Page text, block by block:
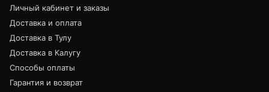
Личный кабинет и заказы
Доставка и оплата
Доставка в Тулу
Доставка в Калугу
Способы оплаты
Гарантия и возврат